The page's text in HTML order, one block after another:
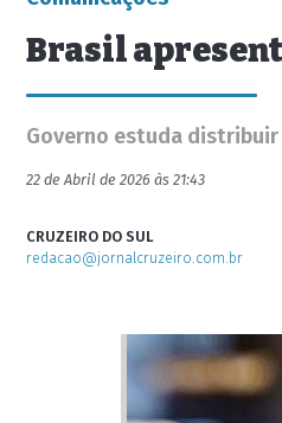
Brasil
Governo estuda
22 de Abril de 2026 às 21:43
CRUZEIRO DO SUL
redacao@jornalcruzeiro.com.br